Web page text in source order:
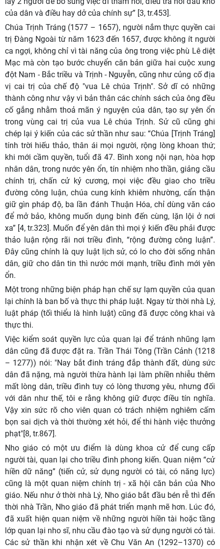
của dân và điều hay dở của chính sự” [3, tr.453].
Chúa Trịnh Tráng (1577 – 1657), người nắm thực quyền cai
trị Đàng Ngoài từ năm 1623 đến 1657, được không ít người
ca ngợi, không chỉ vì tài năng của ông trong việc phù Lê diệt
Mạc mà còn tạo bước chuyển căn bản giữa hai cuộc xung
đột Nam - Bắc triều và Trịnh - Nguyễn, cũng như củng cố địa
vị cai trị của chế độ "vua Lê chúa Trịnh". Sở dĩ có những
thành công như vậy vì bản thân các chính sách của ông đều
cố gắng nhằm thoả mãn ý nguyện của dân, tạo sự yên ổn
trong vùng cai trị của vua Lê chúa Trịnh. Sử cũ cũng ghi
chép lại ý kiến của các sử thần như sau: “Chúa [Trịnh Tráng]
tính trời hiếu thảo, thân ái mọi người, rộng lòng khoan thứ;
khi mới cầm quyền, tuổi đã 47. Bình xong nội nạn, hòa hợp
nhân dân, trong nước yên ổn, tín nhiệm nho thần, giảng cầu
chính trị, chấn cử kỷ cương, mọi việc đều giao cho triều
đường công luận, chúa cung kính khiêm nhường, cẩn thận
giữ gìn pháp độ, ba lần đánh Thuận Hóa, chỉ dùng văn cáo
để mở bảo, không muốn dụng binh đến cùng, lặn lội ở nơi
xa” [4, tr.323]. Muốn để yên dân thì mọi ý kiến đều phải được
thảo luận rộng rãi nơi triều đình, “rộng đường công luận”.
Đây cũng chính là quy luật lịch sử, có lo cho đời sống nhân
dân, giữ cho dân tin thì nước mới mạnh, triều đình mới yên
ổn.
Một trong những biện pháp hạn chế sự lạm quyền của quan
lại chính là ban bố và thực thi pháp luật. Ngay từ thời nhà Lý,
luật pháp (tối thiểu là hình luật) cũng đã được công khai và
thực thi.
Việc kiểm soát quyền lực của quan lại để tránh nhũng lạm
dân cũng đã được đặt ra. Trần Thái Tông (Trần Cảnh (1218
– 1277)) nói: "Nay bắt đinh tráng đắp thành đất, dùng sức
dân đã nặng, mà người thừa hành lại làm phiền nhiễu thêm
mất lòng dân, triều đình tuy có lòng thương yêu, nhưng đối
với dân như thế, tôi e rằng không giữ được điều tín nghĩa.
Vậy xin sức rõ cho viên quan có trách nhiệm nghiêm cấm
bọn sai dịch và thời thường xét hỏi, để thi hành việc thưởng
phạt"[8, tr.867].
Nho giáo có một ưu điểm là dùng khoa cử để cung cấp
người tài, quan lại cho triều đình phong kiến. Quan niệm “cử
hiền dữ năng” (tiến cử, sử dụng người có tài, có năng lực)
cũng là một quan niệm chính trị - xã hội căn bản của Nho
giáo. Nếu như ở thời nhà Lý, Nho giáo bắt đầu bén rễ thì đến
thời nhà Trần, Nho giáo đã phát triển mạnh mẽ hơn. Lúc đó,
đã xuất hiện quan niệm về những người hiền tài hoặc tầng
lớp quan lại nho sĩ, nhu cầu đào tạo và sử dụng người có tài.
Các sử thần khi nhận xét về Chu Văn An (1292–1370) có